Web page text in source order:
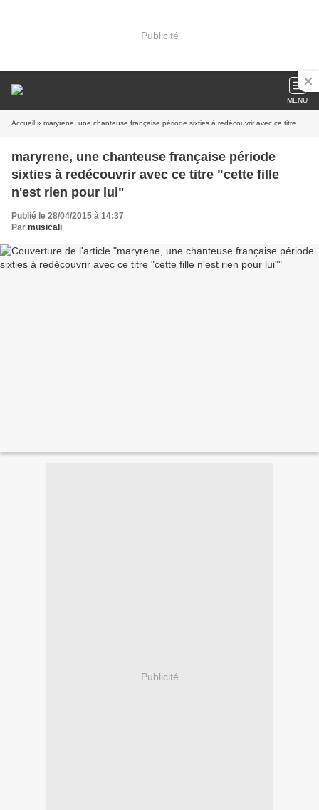
Publicité
MENU
Accueil » maryrene, une chanteuse française période sixties à redécouvrir avec ce titre "cette fille n'est rien pour lui"
maryrene, une chanteuse française période
sixties à redécouvrir avec ce titre "cette fille
n'est rien pour lui"
Publié le 28/04/2015 à 14:37
Par musicali
Publicité